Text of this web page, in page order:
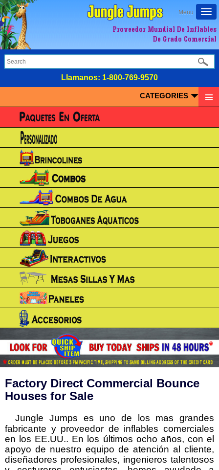
Menu
Proveedor Mundial De Inflables
De Grado Comercial
LIamanos: 1-800-769-9570
CATEGORIES
Factory Direct Commercial Bounce
Houses for Sale
Jungle Jumps es uno de los mas grandes
fabricante y proveedor de inflables comerciales
en los EE.UU.. En los últimos ocho años, con el
apoyo de nuestro equipo de atención al cliente,
diseñadores profesionales, ingenieros talentosos